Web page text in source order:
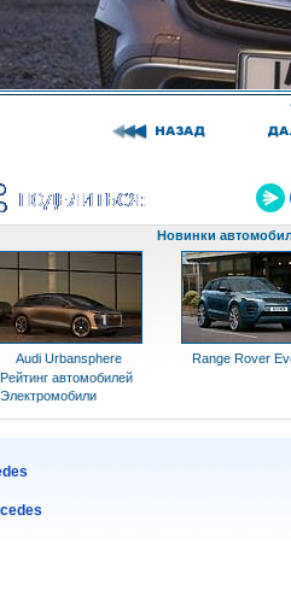
Новинки
Audi Urbansphere Range Rover
Рейтинг автомобилей
Электромобили